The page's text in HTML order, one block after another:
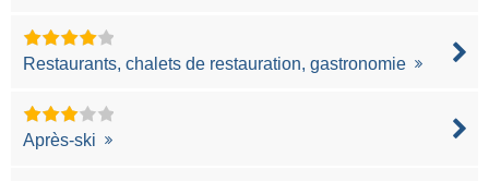
Restaurants, chalets de restauration, gastronomie
Après-ski